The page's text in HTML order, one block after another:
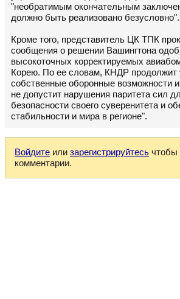
"необратимым окончательным
должно быть реализовано безусловно".
Кроме того, представитель ЦК ТПК
сообщения о решении Вашингтона
высокоточных корректируемых
Корею. По ее словам, КНДР продолжит
собственные оборонные возможности
не допустит нарушения паритета сил
безопасности своего суверенитета и
стабильности и мира в регионе".
Войдите или зарегистрируйтесь чтобы
комментарии.